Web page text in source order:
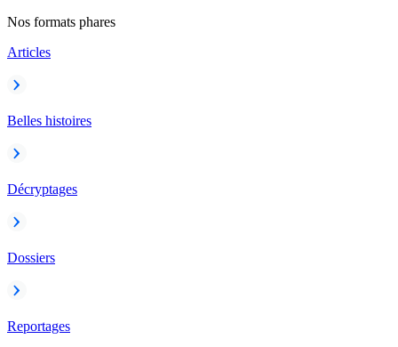
Nos formats phares
Articles
Belles histoires
Décryptages
Dossiers
Reportages